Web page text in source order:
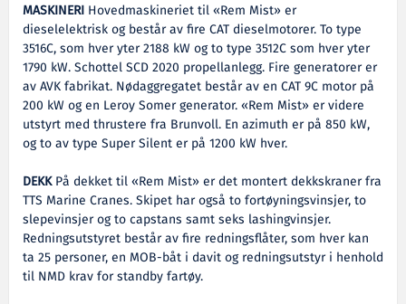
MASKINERI Hovedmaskineriet til «Rem Mist» er
dieselelektrisk og består av fire CAT dieselmotorer. To type
3516C, som hver yter 2188 kW og to type 3512C som hver yter
1790 kW. Schottel SCD 2020 propellanlegg. Fire generatorer er
av AVK fabrikat. Nødaggregatet består av en CAT 9C motor på
200 kW og en Leroy Somer generator. «Rem Mist» er videre
utstyrt med thrustere fra Brunvoll. En azimuth er på 850 kW,
og to av type Super Silent er på 1200 kW hver.
DEKKPå dekket til «Rem Mist» er det montert dekkskraner fra
TTS Marine Cranes. Skipet har også to fortøyningsvinsjer, to
slepevinsjer og to capstans samt seks lashingvinsjer.
Redningsutstyret består av fire redningsflåter, som hver kan
ta 25 personer, en MOB-båt i davit og redningsutstyr i henhold
til NMD krav for standby fartøy.